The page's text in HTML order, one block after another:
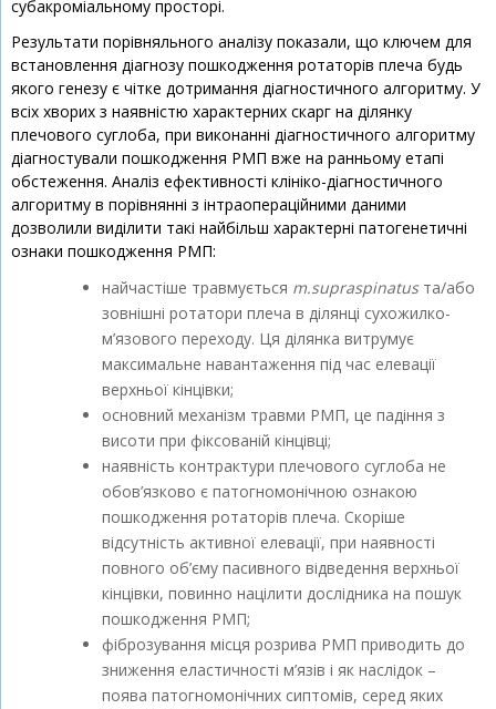
субакроміальному просторі.
Результати порівняльного аналізу показали, що ключем для
встановлення діагнозу пошкодження ротаторів плеча будь
якого генезу є чітке дотримання діагностичного алгоритму. У
всіх хворих з наявністю характерних скарг на ділянку
плечового суглоба, при виконанні діагностичного алгоритму
діагностували пошкодження РМП вже на ранньому етапі
обстеження. Аналіз ефективності клініко-діагностичного
алгоритму в порівнянні з інтраопераційними даними
дозволили виділити такі найбільш характерні патогенетичні
ознаки пошкодження РМП:
найчастіше травмується m.supraspinatusта/або
зовнішні ротатори плеча в ділянці сухожилко-
м’язового переходу. Ця ділянка витрумує
максимальне навантаження під час елевації
верхньої кінцівки;
основний механізм травми РМП, це падіння з
висоти при фіксованій кінцівці;
наявність контрактури плечового суглоба не
обов’язково є патогномонічною ознакою
пошкодження ротаторів плеча. Скоріше
відсутність активної елевації, при наявності
повного об’єму пасивного відведення верхньої
кінцівки, повинно націлити дослідника на пошук
пошкодження РМП;
фіброзування місця розрива РМП приводить до
зниження еластичності м’язів і як наслідок –
поява патогномонічних сиптомів, серед яких